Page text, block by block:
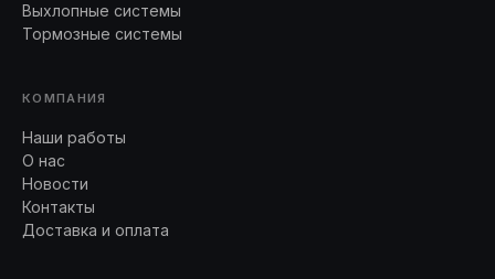
Выхлопные системы
Тормозные системы
КОМПАНИЯ
Наши работы
О нас
Новости
Контакты
Доставка и оплата